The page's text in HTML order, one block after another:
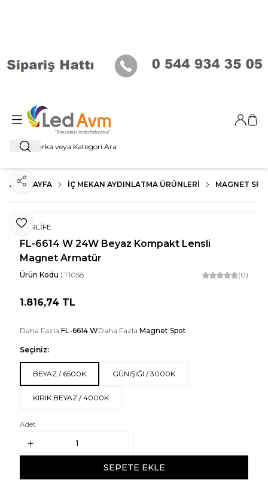
Ara
Giriş
ANA SAYFA İÇ MEKAN AYDINLATMA ÜRÜNLERI MAGNET
Favoriye Ekle
Paylaş
FORLİFE
FL-6614 W 24W Beyaz Kompakt Lensli
Magnet Armatür
Ürün Kodu : T1058 (0)
1.816,74 TL
Daha Fazla FL-6614 WDaha Fazla Magnet Spot
Seçiniz:
BEYAZ / 6500K GÜNIŞIĞI / 3000K
KIRIK BEYAZ / 4000K
Adet
SEPETE EKLE